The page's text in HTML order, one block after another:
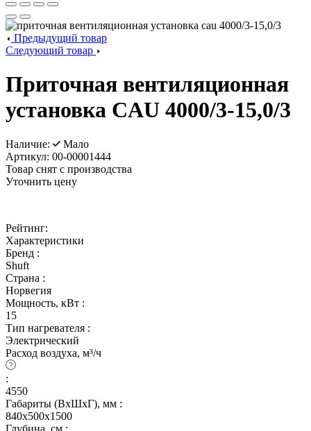
Предыдущий товар
Следующий товар
Приточная вентиляционная
установка CAU 4000/3-15,0/3
Наличие:
Мало
Артикул: 00-00001444
Товар снят с производства
Уточнить цену
Рейтинг:
Характеристики
Бренд :
Shuft
Страна :
Норвегия
Мощность, кВт :
15
Тип нагревателя :
Электрический
Расход воздуха, м³/ч
:
4550
Габариты (ВхШхГ), мм :
840х500х1500
Глубина, см :